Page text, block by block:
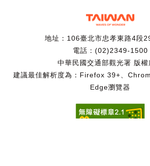
地址：106臺北市忠孝東路4段
電話：(02)2349-1500
中華民國交通部觀光署 版權
建議最佳解析度為：Firefox 39+、
Edge瀏覽器